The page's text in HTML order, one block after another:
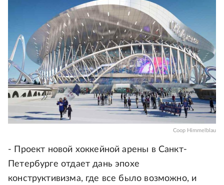
Coop Himmelblau
- Проект новой хоккейной арены в Санкт-
Петербурге отдает дань эпохе
конструктивизма, где все было возможно, и